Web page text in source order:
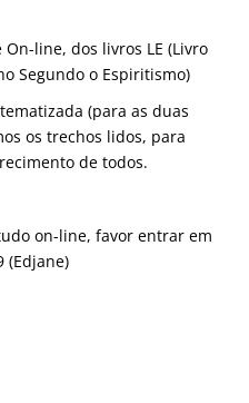
line, dos livros LE (Livro
Segundo o Espiritismo)
(para as duas
os trechos lidos, para
de todos.
on-line, favor entrar em
(Edjane)